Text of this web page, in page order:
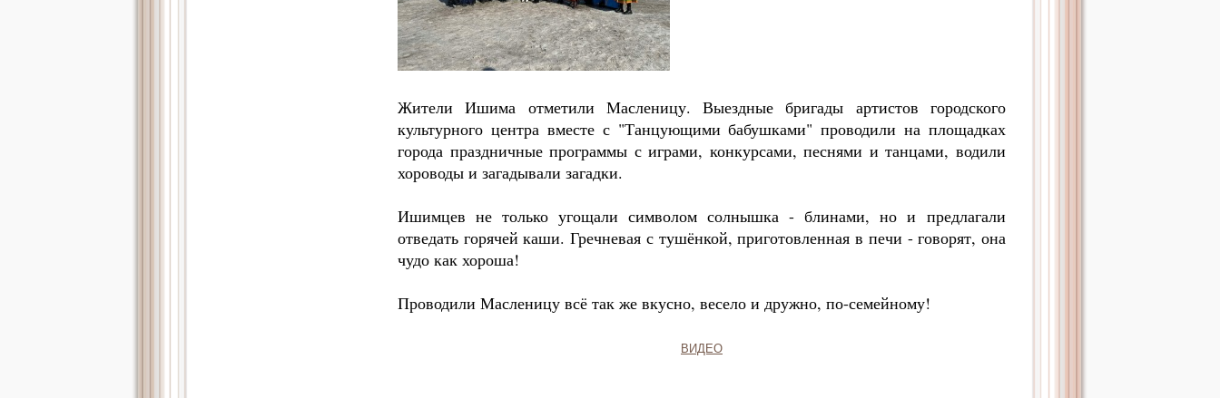
Жители Ишима отметили Масленицу. Выездные бригады артистов городского
культурного центра вместе с "Танцующими бабушками" проводили на площадках
города праздничные программы с играми, конкурсами, песнями и танцами, водили
хороводы и загадывали загадки.
Ишимцев не только угощали символом солнышка - блинами, но и предлагали
отведать горячей каши. Гречневая с тушёнкой, приготовленная в печи - говорят, она
чудо как хороша!
Проводили Масленицу всё так же вкусно, весело и дружно, по-семейному!
ВИДЕО